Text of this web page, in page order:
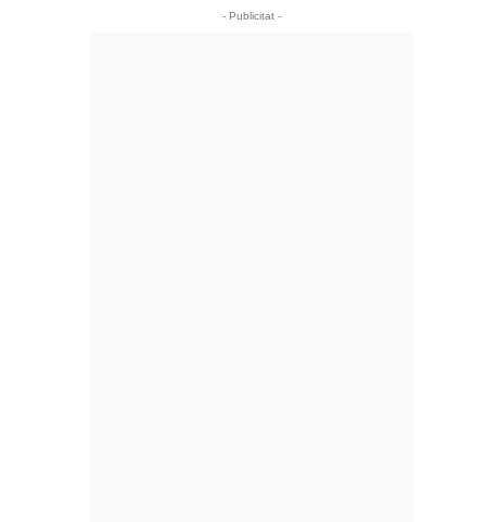
- Publicitat -